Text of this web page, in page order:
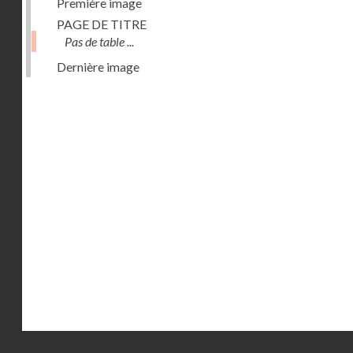
PAGE DE TITRE
Pas de table ...
Dernière image